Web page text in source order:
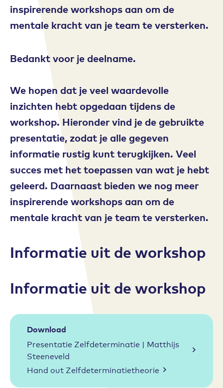
inspirerende workshops aan om de
mentale kracht van je team te versterken.
Bedankt voor je deelname.
We hopen dat je veel waardevolle
inzichten hebt opgedaan tijdens de
workshop. Hieronder vind je de gebruikte
presentatie, zodat je alle gegeven
informatie rustig kunt terugkijken. Veel
succes met het toepassen van wat je hebt
geleerd. Daarnaast bieden we nog meer
inspirerende workshops aan om de
mentale kracht van je team te versterken.
Informatie uit de workshop
Informatie uit de workshop
Download
Presentatie Zelfdeterminatie | Matthijs
Steeneveld
Hand out Zelfdeterminatietheorie